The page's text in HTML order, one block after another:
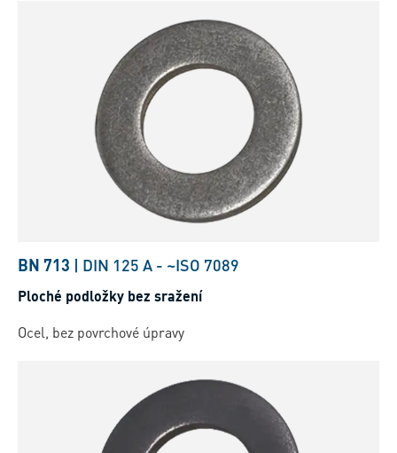
BN 713 | DIN 125 A - ~ISO 7089
Ploché podložky bez sražení
Ocel, bez povrchové úpravy